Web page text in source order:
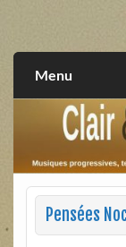
extrêmes,
Menu
Pensées